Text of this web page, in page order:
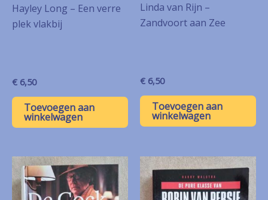
Hayley Long – Een verre
plek vlakbij
€ 6,50
Toevoegen aan
winkelwagen
Linda van Rijn –
Zandvoort aan Zee
€ 6,50
Toevoegen aan
winkelwagen